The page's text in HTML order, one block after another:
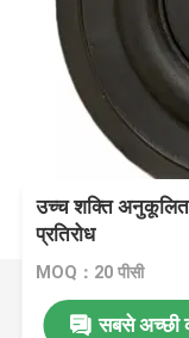
उच्च शक्ति अनुकूलित
प्रतिरोध
MOQ：20 पीसी
सबसे अच्छी